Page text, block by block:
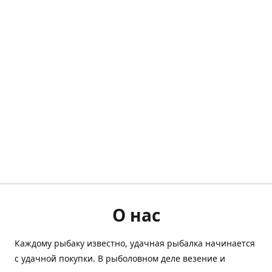
О нас
Каждому рыбаку известно, удачная рыбалка начинается
с удачной покупки. В рыболовном деле везение и